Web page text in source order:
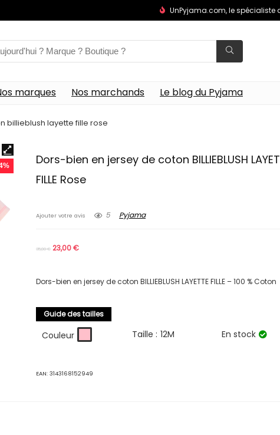
UnPyjama.com, le spécialiste
marques Nos marchands Le blog du Pyjama
billieblush layette fille rose
Dors-bien en jersey de coton BILLIEBLUSH
FILLE Rose
Ajouter votre avis 5 Pyjama
35,00€ 23,00€
Dors-bien en jersey de coton BILLIEBLUSH LAYETTE FILLE – 100 % Coton
Guide des tailles
Couleur Taille : 12M En stock
EAN:3143168152949